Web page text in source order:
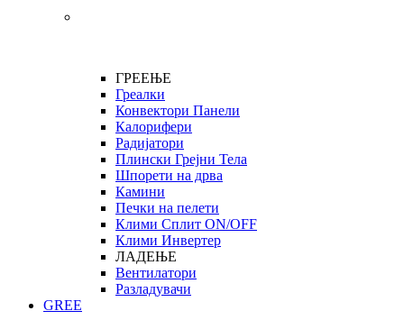
ГРЕЕЊЕ
Греалки
Конвектори Панели
Калорифери
Радијатори
Плински Грејни Тела
Шпорети на дрва
Камини
Печки на пелети
Клими Сплит ON/OFF
Клими Инвертер
ЛАДЕЊЕ
Вентилатори
Разладувачи
GREE